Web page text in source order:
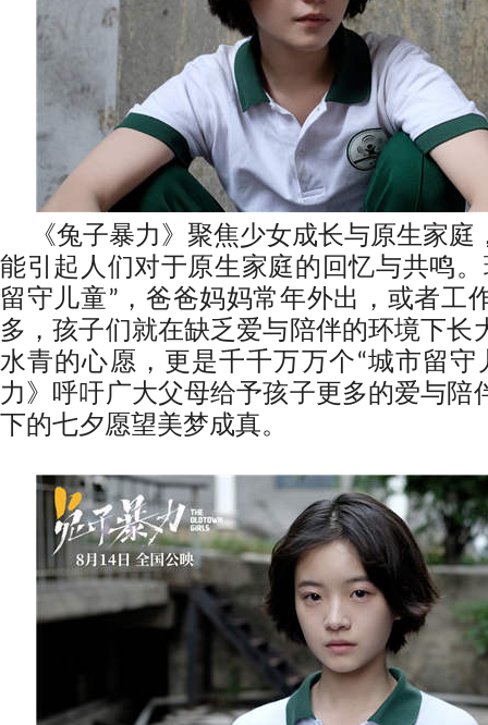
《兔子暴力》聚焦少女成长与原生家
能引起人们对于原生家庭的回忆与共鸣
留守儿童”，爸爸妈妈常年外出，或者工
多，孩子们就在缺乏爱与陪伴的环境下长
水青的心愿，更是千千万万个“城市留守
力》呼吁广大父母给予孩子更多的爱与陪
下的七夕愿望美梦成真。